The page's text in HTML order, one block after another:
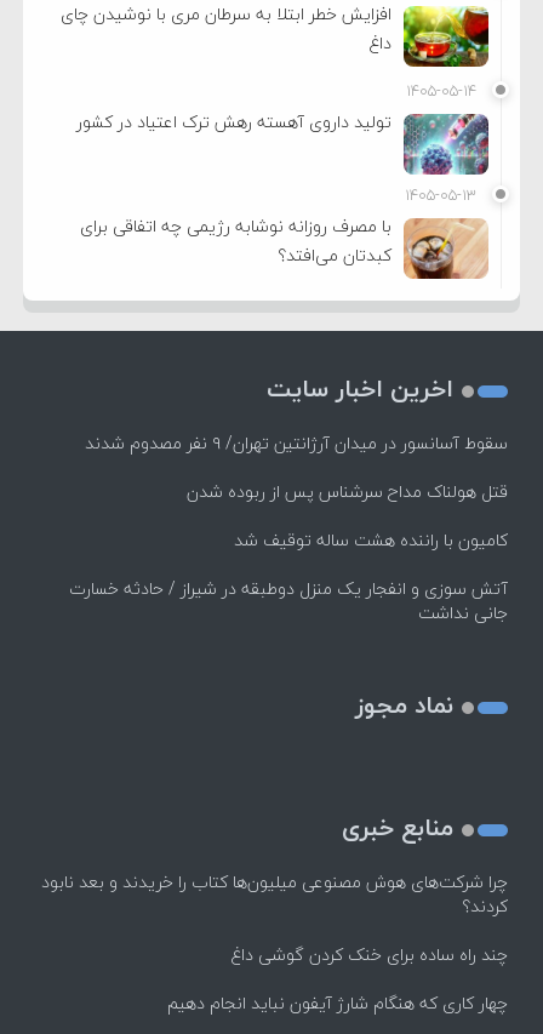
افزایش خطر ابتلا به سرطان مری با نوشیدن چای
داغ
۱۴۰۵-۰۵-۱۴
تولید داروی آهسته رهش ترک اعتیاد در کشور
۱۴۰۵-۰۵-۱۳
با مصرف روزانه نوشابه رژیمی چه اتفاقی برای
کبدتان می‌افتد؟
اخرین اخبار سایت
سقوط آسانسور در میدان آرژانتین تهران/ ۹ نفر مصدوم شدند
قتل هولناک مداح سرشناس پس از ربوده شدن
کامیون با راننده هشت ساله توقیف شد
آتش سوزی و انفجار یک منزل دوطبقه در شیراز / حادثه خسارت
جانی نداشت
نماد مجوز
منابع خبری
چرا شرکت‌های هوش مصنوعی میلیون‌ها کتاب را خریدند و بعد نابود
کردند؟
چند راه‌ ساده برای خنک کردن گوشی داغ
چهار کاری که هنگام شارژ آیفون نباید انجام دهیم